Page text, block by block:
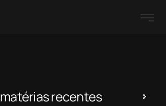
matérias recentes